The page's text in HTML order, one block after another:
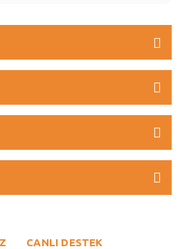
CANLI DESTEK